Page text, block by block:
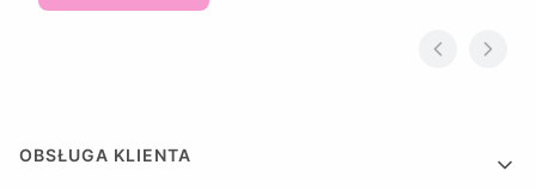
Linki w stopce
OBSŁUGA KLIENTA